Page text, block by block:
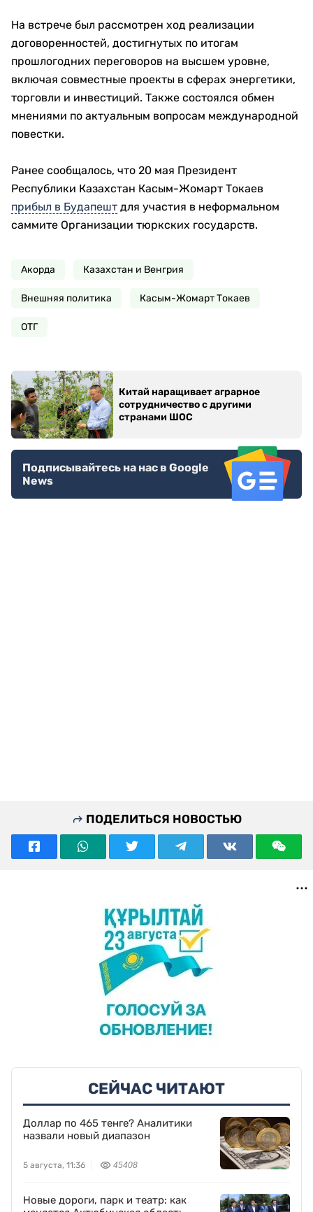
На встрече был рассмотрен ход реализации
договоренностей, достигнутых по итогам
прошлогодних переговоров на высшем уровне,
включая совместные проекты в сферах энергетики,
торговли и инвестиций. Также состоялся обмен
мнениями по актуальным вопросам международной
повестки.
Ранее сообщалось, что 20 мая Президент
Республики Казахстан Касым-Жомарт Токаев
прибыл в Будапешт для участия в неформальном
саммите Организации тюркских государств.
Акорда Казахстан и Венгрия
Внешняя политика Касым-Жомарт Токаев
ОТГ
Китай наращивает аграрное
сотрудничество с другими
странами ШОС
Подписывайтесь на нас в Google
News
ПОДЕЛИТЬСЯ НОВОСТЬЮ
СЕЙЧАС ЧИТАЮТ
Доллар по 465 тенге? Аналитики
назвали новый диапазон
5 августа, 11:36 45408
Новые дороги, парк и театр: как